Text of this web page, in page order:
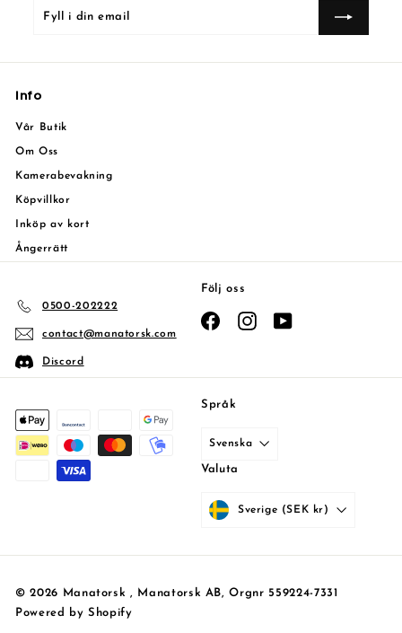
Fyll
email
Prenumerera
Info
Vår Butik
Om Oss
Kamerabevakning
Köpvillkor
Inköp av kort
Ångerrätt
0500-202222
contact@manatorsk.com
Discord
Följ oss
FacebookInstagram
Språk
Svenska
Valuta
Sverige (SEK kr)
© 2026 Manatorsk , Manatorsk AB, Orgnr 559224-7331
Powered by Shopify